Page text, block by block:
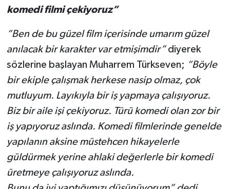
komedi filmi çekiyoruz”
“Ben de bu güzel film içerisinde umarım güzel
anılacak bir karakter var etmişimdir”diyerek
sözlerine başlayan Muharrem Türkseven; “Böyle
bir ekiple çalışmak herkese nasip olmaz, çok
mutluyum. Layıkıyla bir iş yapmaya çalışıyoruz.
Biz bir aile işi çekiyoruz. Türü komedi olan zor bir
iş yapıyoruz aslında. Komedi filmlerinde genelde
yapılanın aksine müstehcen hikayelerle
güldürmek yerine ahlaki değerlerle bir komedi
üretmeye çalışıyoruz aslında.